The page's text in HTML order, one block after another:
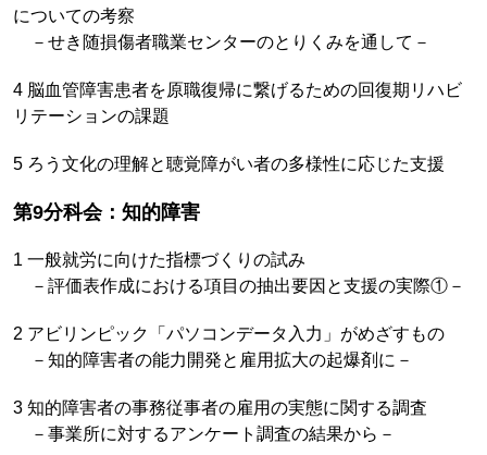
についての考察
－せき随損傷者職業センターのとりくみを通して－
4 脳血管障害患者を原職復帰に繋げるための回復期リハビ
リテーションの課題
5 ろう文化の理解と聴覚障がい者の多様性に応じた支援
第9分科会：知的障害
1 一般就労に向けた指標づくりの試み
－評価表作成における項目の抽出要因と支援の実際①－
2 アビリンピック「パソコンデータ入力」がめざすもの
－知的障害者の能力開発と雇用拡大の起爆剤に－
3 知的障害者の事務従事者の雇用の実態に関する調査
－事業所に対するアンケート調査の結果から－